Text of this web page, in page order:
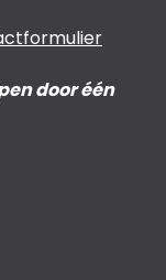
door één